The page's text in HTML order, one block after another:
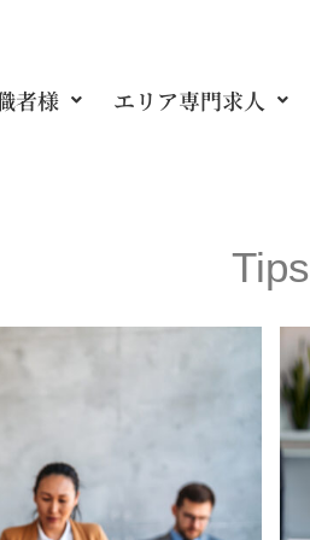
者様 エリア専門求人
Tips